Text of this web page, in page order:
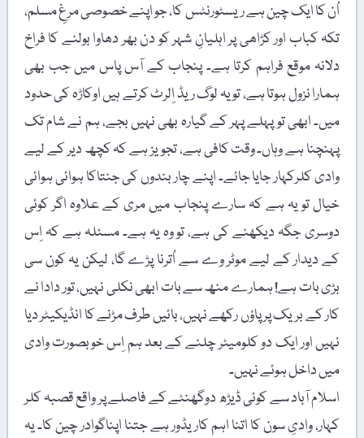
اُن کا ایک چین ہے ریسٹورنٹس کا، جو اپنے خصوصی مرغِ مسلم،
تکہ کباب اور کڑاھی پر اہلیانِ شہر کو دن بھر دھاوا بولنے کا فراخ
دلانہ موقع فراہم کرتا ہے۔ پنجاب کے آس پاس میں جب بھی
ہمارا نزول ہوتا ہے، تو یہ لوگ ریڈ اِلرٹ کرتے ہیں اوکاڑہ کی حدود
میں۔ ابھی تو پہلے پہر کے گیارہ بھی نہیں بجے، ہم نے شام تک
پہنچنا ہے وہاں۔ وقت کافی ہے، تجویز ہے کہ کچھ دیر کے لیے
وادی کلرکہار جایا جائے۔ اپنے چار بندوں کی جنتاکا ہوائی ہوائی
خیال تو یہ ہے کہ سارے پنجاب میں مری کے علاوہ اگر کوئی
دوسری جگہ دیکھنے کی ہے، تو وہ یہ ہے۔ مسئلہ ہے کہ اِس
کے دیدار کے لیے موٹر وے سے اُترنا پڑے گا، لیکن یہ کون سی
بڑی بات ہے! ہمارے منھ سے بات ابھی نکلی نہیں، تور دادا نے
کار کے بریک پر پاؤں رکھے نہیں، بائیں طرف مڑنے کا انڈیکیٹر دیا
نہیں اور ایک دو کلومیٹر چلنے کے بعد ہم اِس خوبصورت وادی
میں داخل ہوئے نہیں۔
اسلام آباد سے کوئی ڈیڑھ دوگھنٹے کے فاصلے پر واقع قصبہ کلر
کہار، وادیِ سون کا اتنا اہم کاریڈور ہے جتنا اپناگوادر چین کا۔ یہ